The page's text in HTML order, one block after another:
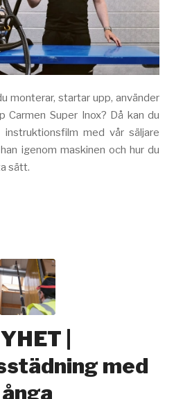
monterar, startar upp, använder
Carmen Super Inox? Då kan du
med vår säljare
igenom maskinen och hur du
sätt.
|
med
ånga